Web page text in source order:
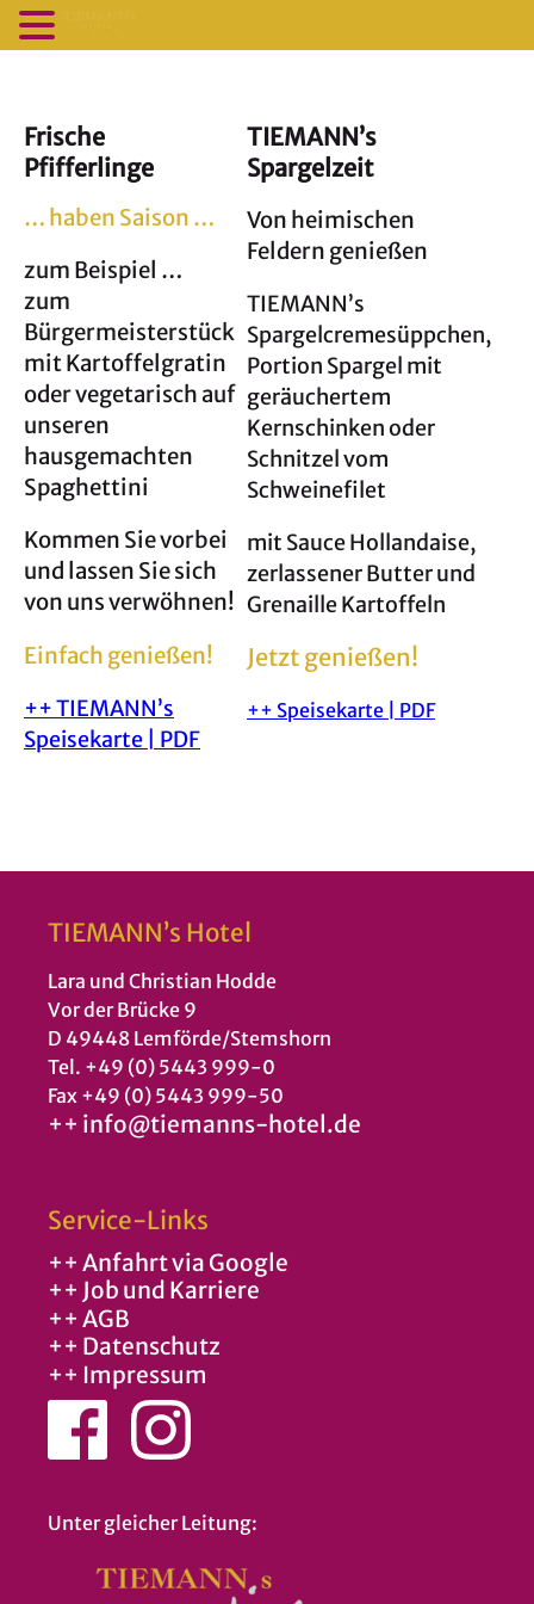
Frische
Pfifferlinge
… haben Saison …
zum Beispiel …
zum
Bürgermeisterstück
mit Kartoffelgratin
oder vegetarisch auf
unseren
hausgemachten
Spaghettini
Kommen Sie vorbei
und lassen Sie sich
von uns verwöhnen!
Einfach genießen!
++ TIEMANN’s
Speisekarte | PDF
TIEMANN’s
Spargelzeit
Von heimischen
Feldern genießen
TIEMANN’s
Spargelcremesüppchen,
Portion Spargel mit
geräuchertem
Kernschinken oder
Schnitzel vom
Schweinefilet
mit Sauce Hollandaise,
zerlassener Butter und
Grenaille Kartoffeln
Jetzt genießen!
++ Speisekarte | PDF
TIEMANN’s Hotel
Lara und Christian Hodde
Vor der Brücke 9
D 49448 Lemförde/Stemshorn
Tel. +49 (0) 5443 999-0
Fax +49 (0) 5443 999-50
++ info@tiemanns-hotel.de
Service-Links
++ Anfahrt via Google
++ Job und Karriere
++ AGB
++ Datenschutz
++ Impressum
Unter gleicher Leitung: